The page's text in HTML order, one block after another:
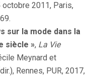
2011, Paris,
sur la mode dans la
siècle », La Vie
Meynard et
Rennes, PUR, 2017,